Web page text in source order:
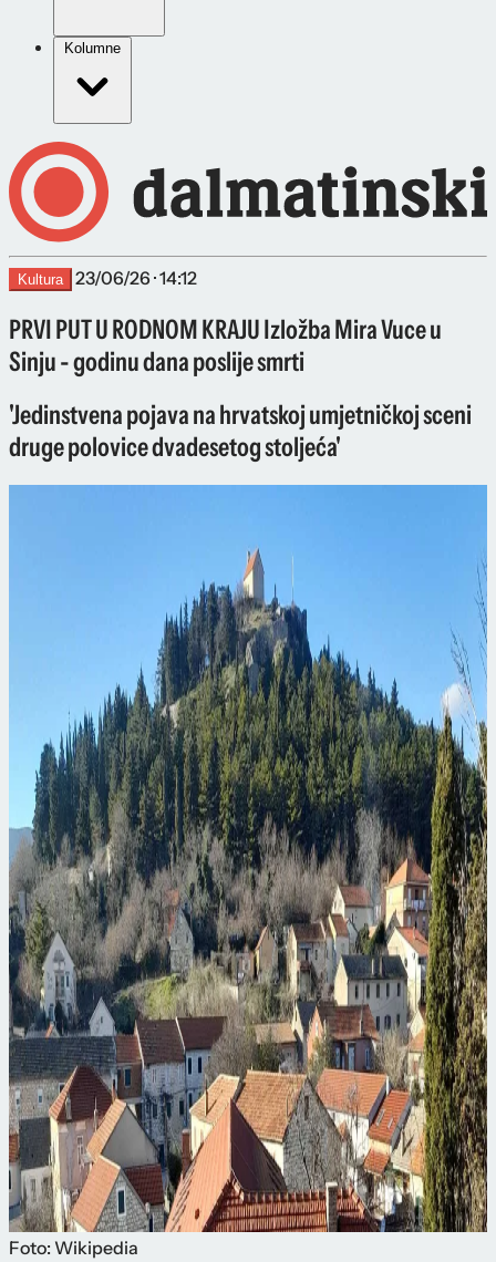
Kolumne
Kultura 23/06/26 · 14:12
PRVI PUT U RODNOM KRAJU Izložba Mira Vuce u
Sinju - godinu dana poslije smrti
'Jedinstvena pojava na hrvatskoj umjetničkoj sceni
druge polovice dvadesetog stoljeća'
Foto: Wikipedia